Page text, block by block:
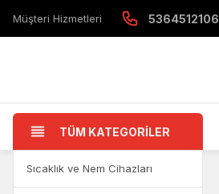
Müşteri Hizmetleri 5364512106
TÜM KATEGORİLER
Sıcaklık ve Nem Cihazları